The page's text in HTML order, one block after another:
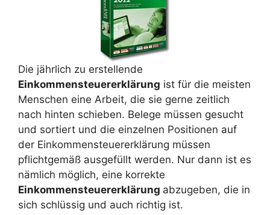
Die jährlich zu erstellende
Einkommensteuererklärung ist für die meisten
Menschen eine Arbeit, die sie gerne zeitlich
nach hinten schieben. Belege müssen gesucht
und sortiert und die einzelnen Positionen auf
der Einkommensteuererklärung müssen
pflichtgemäß ausgefüllt werden. Nur dann ist es
nämlich möglich, eine korrekte
Einkommensteuererklärung abzugeben, die in
sich schlüssig und auch richtig ist.